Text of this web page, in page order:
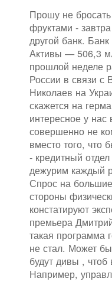
Прошу не
фруктами -
другой банк.
Активы — 506,3
прошлой неделе
России в связи с
Николаев на
скажется на
интересное у
совершенно не
вместо того, что
- кредитный
дежурим каждый
Спрос на
стороны
констатируют
премьера
такая программа
не стал. Может
будут дивы , чтоб
Например,